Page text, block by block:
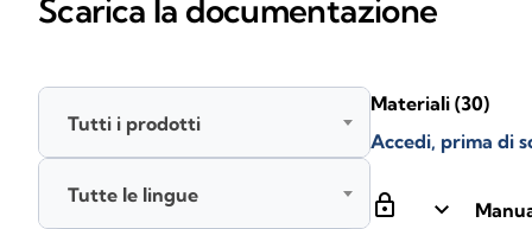
Scarica la documentazione
lock keyboard_arrow_down
Materiali (30)
Accedi, prima di
Tutti i prodotti
Tutte le lingue